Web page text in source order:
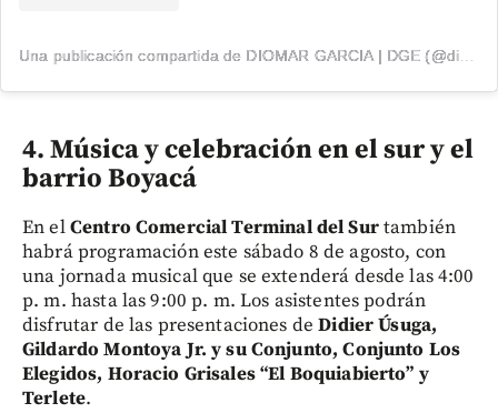
Una publicación compartida de DIOMAR GARCIA | DGE (@diomargarcia1)
4. Música y celebración en el sur y el
barrio Boyacá
En elCentro Comercial Terminal del Surtambién
habrá programación este sábado 8 de agosto, con
una jornada musical que se extenderá desde las 4:00
p. m. hasta las 9:00 p. m. Los asistentes podrán
disfrutar de las presentaciones deDidier Úsuga,
Gildardo Montoya Jr. y su Conjunto, Conjunto Los
Elegidos, Horacio Grisales “El Boquiabierto” y
Terlete.